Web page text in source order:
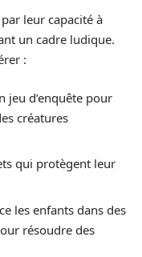
leur capacité à
un cadre ludique.
:
jeu d’enquête pour
créatures
qui protègent leur
les enfants dans des
résoudre des